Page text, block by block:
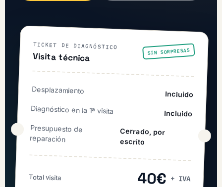
TICKET DE DIAGNÓSTICO
Visita técnica SIN SORPRESAS
Desplazamiento Incluido
Diagnóstico en la 1ª visita Incluido
Presupuesto de
reparación
Cerrado, por
escrito
Total visita 40€ + IVA